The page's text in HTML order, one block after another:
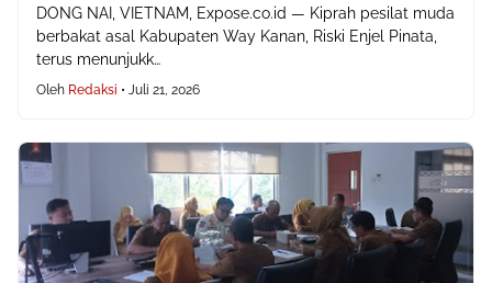
DONG NAI, VIETNAM, Expose.co.id — Kiprah pesilat muda
berbakat asal Kabupaten Way Kanan, Riski Enjel Pinata,
terus menunjukk…
Oleh Redaksi • Juli 21, 2026